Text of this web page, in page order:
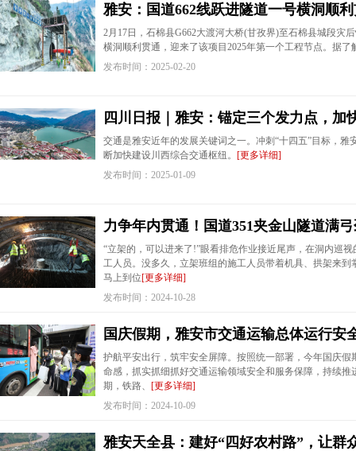
雅安：国道662线跃进隧道一号横洞顺
2月17日，石棉县G662大渡河大桥(甘孜界)至石棉县城段灾
横洞顺利贯通，迎来了该项目2025年第一个工程节点。据了
发布时间：2025-02-20
四川日报｜雅安：锚定三个发力点，加
交通是雅安近年的发展关键词之一。冲刺“十四五”目标，
断加快建设川西综合交通枢纽。 [更多详细]
发布时间：2025-01-09
力争年内贯通！国道351夹金山隧道满
“立架的，可以进来了!”眼看排危作业接近尾声，在洞内巡
工人员。没多久，立架班组的施工人员带着机具、拱架来
马上到位[更多详细]
发布时间：2024-10-28
国庆假期，雅安市交通运输总体运行安
护航平安出行，筑牢安全屏障。按照统一部署，今年国庆
命感，抓实抓细抓好交通运输领域安全和服务保障，持续
期，铁路、 [更多详细]
发布时间：2024-10-09
雅安天全县：建好“四好农村路”，让群